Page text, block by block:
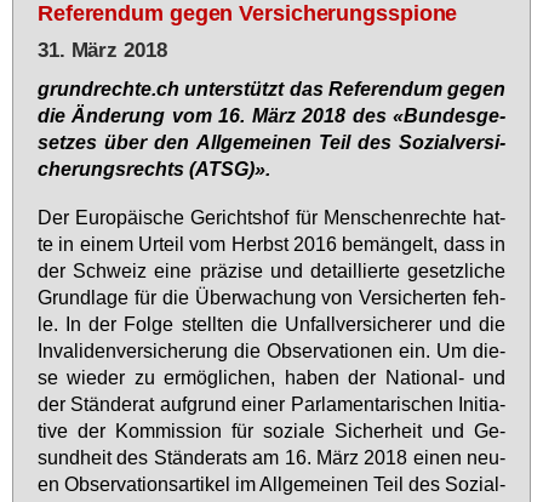
Referendum gegen Versicherungsspione
31. März 2018
grund­rech­te.ch un­ter­stützt das Re­fe­ren­dum ge­gen
die Än­de­rung vom 16. März 2018 des «Bun­des­ge­
set­zes über den All­ge­mei­nen Teil des So­zi­al­ver­si­
che­rungs­rechts (ATSG)».
Der Eu­ro­päi­sche Ge­richts­hof für Men­schen­rech­te hat­
te in ei­nem Ur­teil vom Herbst 2016 be­män­gelt, dass in
der Schweiz ei­ne prä­zi­se und de­tail­lier­te ge­setz­li­che
Grund­la­ge für die Über­wa­chung von Ver­si­cher­ten feh­
le. In der Fol­ge stell­ten die Un­fall­ver­si­che­rer und die
In­va­li­den­ver­si­che­rung die Ob­ser­va­tio­nen ein. Um die­
se wie­der zu er­mög­li­chen, ha­ben der Na­tio­nal- und
der Stän­de­rat auf­grund ei­ner Par­la­men­ta­ri­schen In­itia­
ti­ve der Kom­mis­si­on für so­zia­le Si­cher­heit und Ge­
sund­heit des Stän­de­rats am 16. März 2018 ei­nen neu­
en Ob­ser­va­ti­ons­ar­ti­kel im All­ge­mei­nen Teil des So­zi­al­